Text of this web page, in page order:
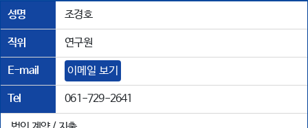
성명 조경호
직위 연구원
E-mail 이메일 보기
Tel 061-729-2641